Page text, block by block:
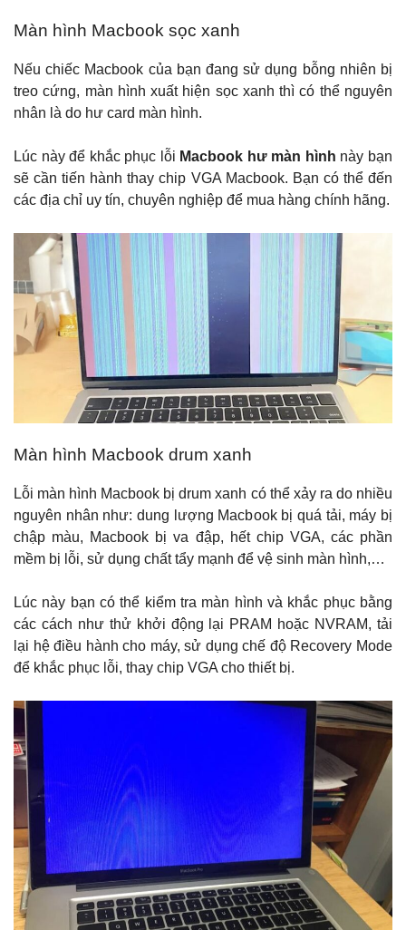
Màn hình Macbook sọc xanh
Nếu chiếc Macbook của bạn đang sử dụng bỗng nhiên bị
treo cứng, màn hình xuất hiện sọc xanh thì có thể nguyên
nhân là do hư card màn hình.
Lúc này để khắc phục lỗi Macbook hư màn hình này bạn
sẽ cần tiến hành thay chip VGA Macbook. Bạn có thể đến
các địa chỉ uy tín, chuyên nghiệp để mua hàng chính hãng.
Màn hình Macbook drum xanh
Lỗi màn hình Macbook bị drum xanh có thể xảy ra do nhiều
nguyên nhân như: dung lượng Macbook bị quá tải, máy bị
chập màu, Macbook bị va đập, hết chip VGA, các phần
mềm bị lỗi, sử dụng chất tẩy mạnh để vệ sinh màn hình,…
Lúc này bạn có thể kiểm tra màn hình và khắc phục bằng
các cách như thử khởi động lại PRAM hoặc NVRAM, tải
lại hệ điều hành cho máy, sử dụng chế độ Recovery Mode
để khắc phục lỗi, thay chip VGA cho thiết bị.